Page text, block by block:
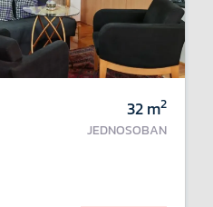
32m2
JEDNOSOBAN